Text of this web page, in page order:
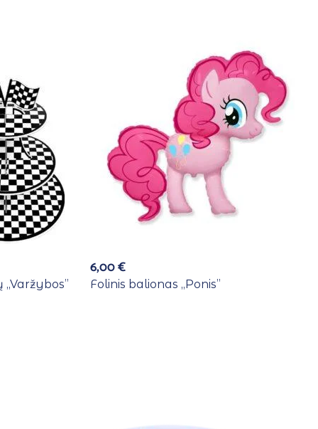
6,00€
Folinis balionas ,,Ponis”